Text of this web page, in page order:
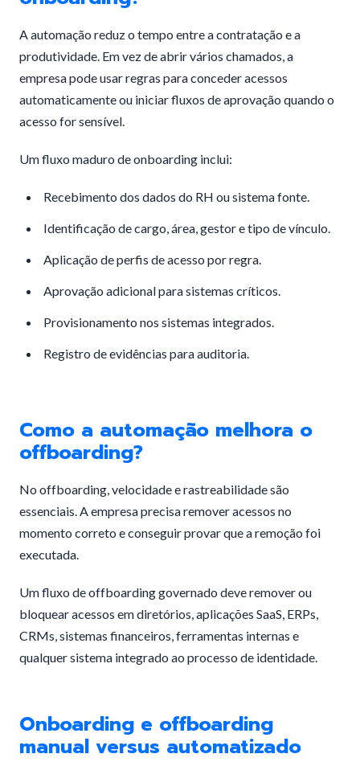
A automação reduz o tempo entre a contratação e a
produtividade. Em vez de abrir vários chamados, a
empresa pode usar regras para conceder acessos
automaticamente ou iniciar fluxos de aprovação quando o
acesso for sensível.
Um fluxo maduro de onboarding inclui:
Recebimento dos dados do RH ou sistema fonte.
Identificação de cargo, área, gestor e tipo de vínculo.
Aplicação de perfis de acesso por regra.
Aprovação adicional para sistemas críticos.
Provisionamento nos sistemas integrados.
Registro de evidências para auditoria.
Como a automação melhora o
offboarding?
No offboarding, velocidade e rastreabilidade são
essenciais. A empresa precisa remover acessos no
momento correto e conseguir provar que a remoção foi
executada.
Um fluxo de offboarding governado deve remover ou
bloquear acessos em diretórios, aplicações SaaS, ERPs,
CRMs, sistemas financeiros, ferramentas internas e
qualquer sistema integrado ao processo de identidade.
Onboarding e offboarding
manual versus automatizado